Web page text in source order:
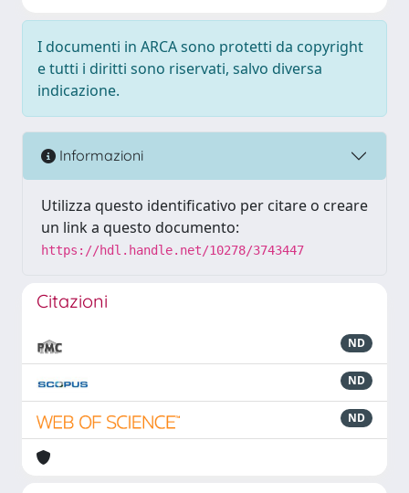
I documenti in ARCA sono protetti da copyright
e tutti i diritti sono riservati, salvo diversa
indicazione.
Informazioni
Utilizza questo identificativo per citare o creare
un link a questo documento:
https://hdl.handle.net/10278/3743447
Citazioni
ND
ND
ND